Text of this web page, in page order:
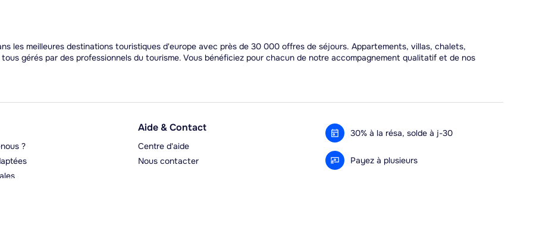
les meilleures destinations touristiques d'europe avec près de 30 000 offres de séjours. Appartements, villas, chalets,
gérés par des professionnels du tourisme. Vous bénéficiez pour chacun de notre accompagnement qualitatif et de nos
?
Aide & Contact
Centre d'aide
Nous contacter
30% à la résa, solde à j-30
Payez à plusieurs